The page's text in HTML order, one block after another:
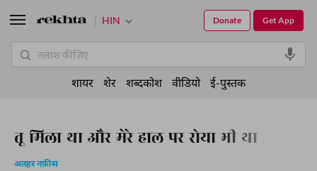
तू मिला था और मेरे हाल पर रोया भी था
अतहर नफ़ीस
HIN Get App
Donate
शायर शेर शब्दकोश वीडियो ई-पुस्तक